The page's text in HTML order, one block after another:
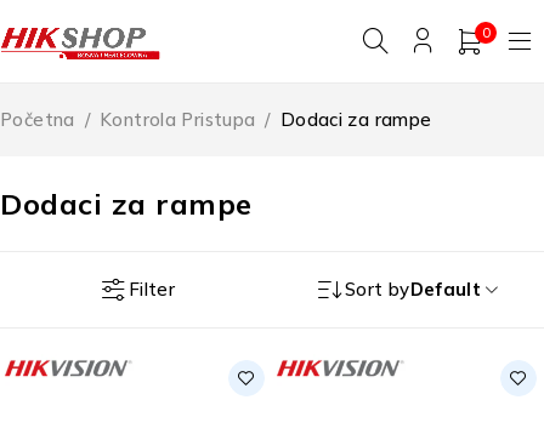
0
Dodaci za rampe
Početna / Kontrola Pristupa / Dodaci za rampe
Filter Sort byDefault